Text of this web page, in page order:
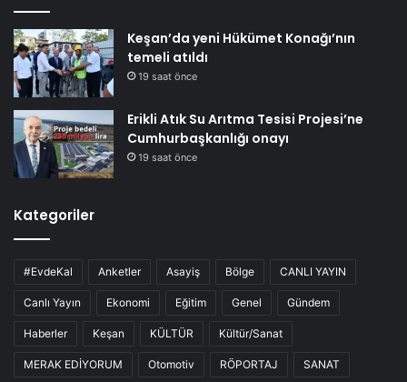
Keşan’da yeni Hükümet Konağı’nın
temeli atıldı
19 saat önce
Erikli Atık Su Arıtma Tesisi Projesi’ne
Cumhurbaşkanlığı onayı
19 saat önce
Kategoriler
#EvdeKal Anketler Asayiş Bölge CANLI YAYIN
Canlı Yayın Ekonomi Eğitim Genel Gündem
Haberler Keşan KÜLTÜR Kültür/Sanat
MERAK EDİYORUM Otomotiv RÖPORTAJ SANAT